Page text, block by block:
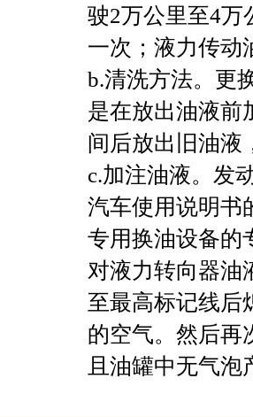
驶2万公里至4万
一次；液力传动
b.清洗方法。更
是在放出油液前
间后放出旧油液
c.加注油液。发
汽车使用说明书
专用换油设备的
对液力转向器油
至最高标记线后
的空气。然后再
且油罐中无气